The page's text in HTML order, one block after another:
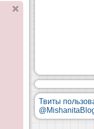
ск
Твиты